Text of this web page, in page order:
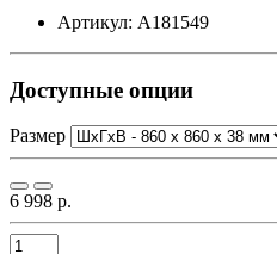
Артикул: А181549
Доступные опции
Размер
6 998 р.